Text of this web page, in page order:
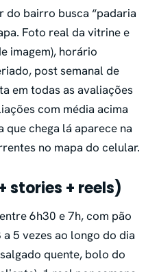
do bairro busca “padaria
Foto real da vitrine e
imagem), horário
post semanal de
em todas as avaliações
com média acima
que chega lá aparece na
no mapa do celular.
stories + reels)
6h30 e 7h, com pão
5 vezes ao longo do dia
quente, bolo do